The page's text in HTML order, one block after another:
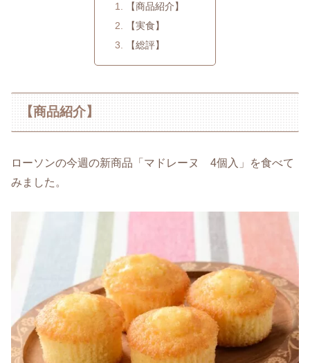
【商品紹介】
【実食】
【総評】
【商品紹介】
ローソンの今週の新商品「マドレーヌ 4個入」を食べて
みました。